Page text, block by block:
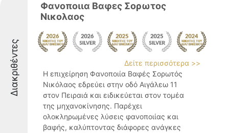
Διακριθέντες
Φανοποιια Βαφες Σορωτος
Νικολαος
Δείτε περισσότερα >>
Η επιχείρηση Φανοποιία Βαφές Σορωτός
Νικόλαος εδρεύει στην οδό Αιγάλεω 11
στον Πειραιά και ειδικεύεται στον τομέα
της μηχανοκίνησης. Παρέχει
ολοκληρωμένες λύσεις φανοποιίας και
βαφής, καλύπτοντας διάφορες ανάγκες